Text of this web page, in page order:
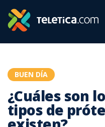
BUEN DÍA
¿Cuáles son
tipos de